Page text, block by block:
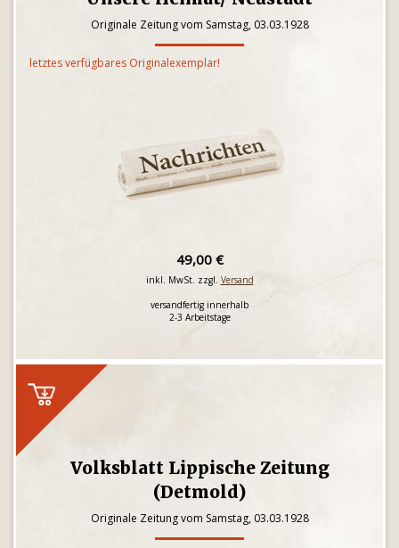
Originale Zeitung vom Samstag, 03.03.1928
letztes verfügbares Originalexemplar!
49,00 €
inkl. MwSt. zzgl. Versand
versandfertig innerhalb
2-3 Arbeitstage
Volksblatt Lippische Zeitung
(Detmold)
Originale Zeitung vom Samstag, 03.03.1928